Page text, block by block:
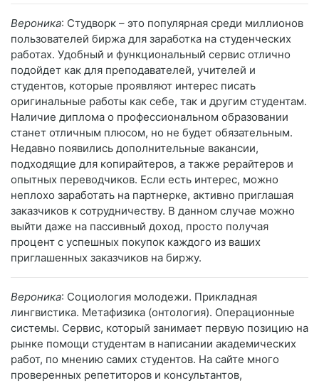
Вероника: Студворк – это популярная среди миллионов
пользователей биржа для заработка на студенческих
работах. Удобный и функциональный сервис отлично
подойдет как для преподавателей, учителей и
студентов, которые проявляют интерес писать
оригинальные работы как себе, так и другим студентам.
Наличие диплома о профессиональном образовании
станет отличным плюсом, но не будет обязательным.
Недавно появились дополнительные вакансии,
подходящие для копирайтеров, а также рерайтеров и
опытных переводчиков. Если есть интерес, можно
неплохо заработать на партнерке, активно приглашая
заказчиков к сотрудничеству. В данном случае можно
выйти даже на пассивный доход, просто получая
процент с успешных покупок каждого из ваших
приглашенных заказчиков на биржу.
Вероника: Социология молодежи. Прикладная
лингвистика. Метафизика (онтология). Операционные
системы. Сервис, который занимает первую позицию на
рынке помощи студентам в написании академических
работ, по мнению самих студентов. На сайте много
проверенных репетиторов и консультантов,